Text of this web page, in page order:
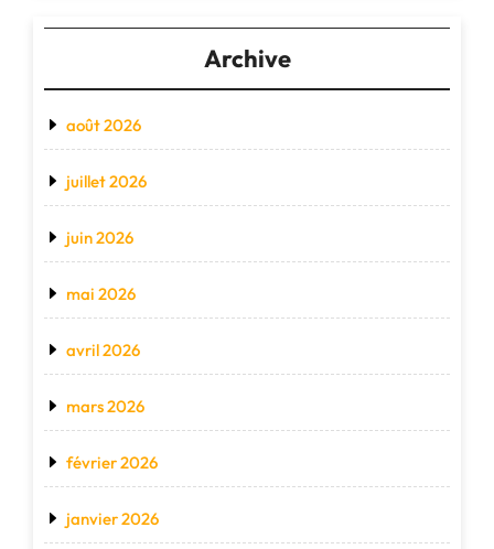
Archive
août 2026
juillet 2026
juin 2026
mai 2026
avril 2026
mars 2026
février 2026
janvier 2026